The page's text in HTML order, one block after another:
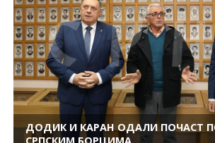
ДОДИК И КАРАН ОДАЛИ ПОЧАСТ